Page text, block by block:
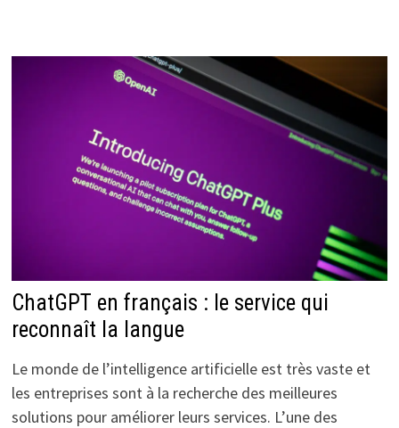
ChatGPT en français : le service qui
reconnaît la langue
Le monde de l’intelligence artificielle est très vaste et
les entreprises sont à la recherche des meilleures
solutions pour améliorer leurs services. L’une des